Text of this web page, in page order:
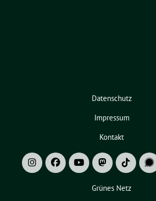
Datenschutz
Impressum
Kontakt
Grünes Netz